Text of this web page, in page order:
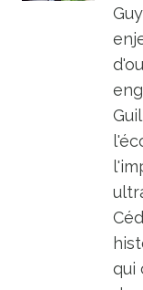
qui